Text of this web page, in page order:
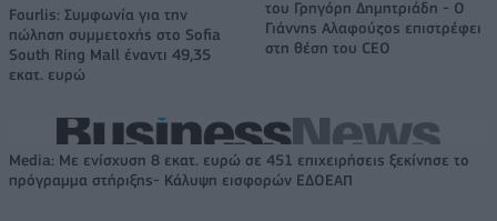
Fourlis: Συμφωνία για την
πώληση συμμετοχής στο Sofia
South Ring Mall έναντι 49,35
εκατ. ευρώ
του Γρηγόρη Δημητριάδη - Ο
Γιάννης Αλαφούζος επιστρέφει
στη θέση του CEO
Media: Με ενίσχυση 8 εκατ. ευρώ σε 451 επιχειρήσεις ξεκίνησε το
πρόγραμμα στήριξης- Κάλυψη εισφορών ΕΔΟΕΑΠ